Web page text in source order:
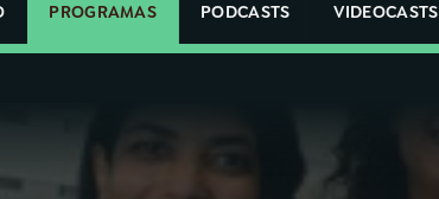
PROGRAMAS PODCASTS VIDEOCASTS